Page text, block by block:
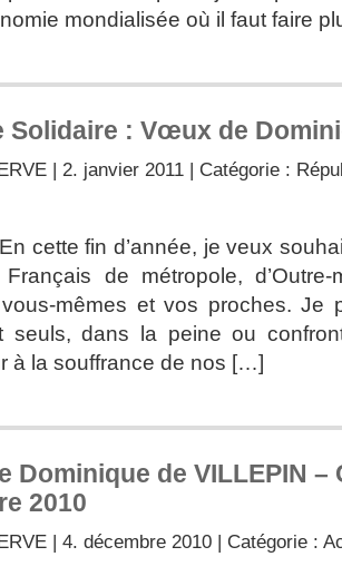
mondialisée où il faut faire
Solidaire : Vœux de
| 2. janvier 2011 | Catégorie :
cette fin d’année, je veux
Français de métropole,
mêmes et vos proches. Je
seuls, dans la peine ou
à la souffrance de nos […]
Dominique de VILLEPIN
2010
| 4. décembre 2010 | Catégorie :